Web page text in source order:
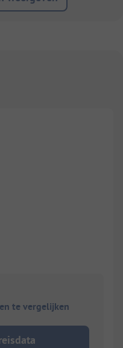
te vergelijken